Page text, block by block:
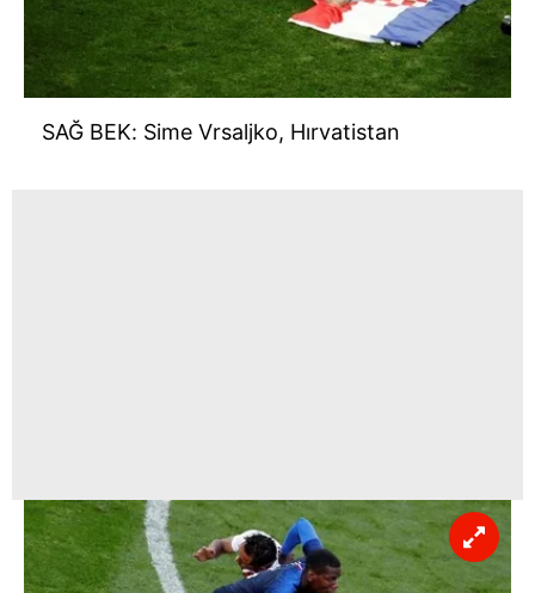
SAĞ BEK: Sime Vrsaljko, Hırvatistan